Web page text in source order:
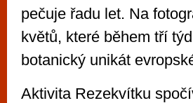
pečuje řadu let. Na
květů, které během tří
botanický unikát
Aktivita Rezekvítku